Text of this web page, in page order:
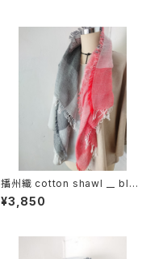
播州織 cotton shawl __ bloc
k 120
¥3,850